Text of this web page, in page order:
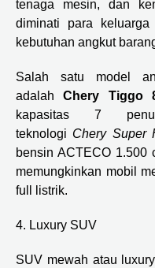
tenaga mesin, dan
diminati para
kebutuhan angkut
Salah satu model
adalahChery Tiggo
kapasitas 7
teknologi Chery Super
bensin ACTECO 1.500
memungkinkan mobil
full listrik.
4. Luxury SUV
SUV mewah atau